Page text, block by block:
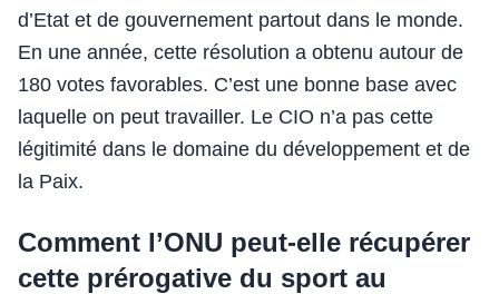
d’Etat et de gouvernement partout dans le monde.
En une année, cette résolution a obtenu autour de
180 votes favorables. C’est une bonne base avec
laquelle on peut travailler. Le CIO n’a pas cette
légitimité dans le domaine du développement et de
la Paix.
Comment l’ONU peut-elle récupérer
cette prérogative du sport au